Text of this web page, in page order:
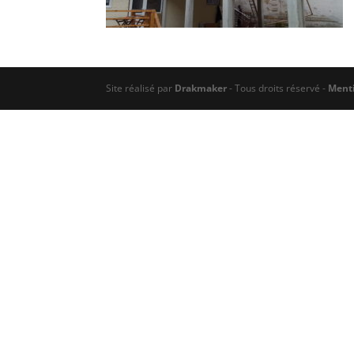
Site réalisé par Drakmaker- Tous droits réservé -